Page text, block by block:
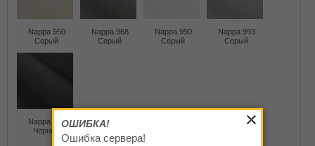
Nappa 950
Серый
Nappa 968
Серый
Nappa 990
Серый
Nappa 993
Серый
Nappa 999
Чёрный
ОШИБКА!
Ошибка сервера!